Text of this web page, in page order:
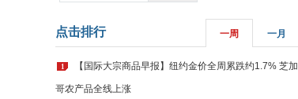
点击排行 一周 一月
1 【国际大宗商品早报】纽约金价全周累跌约1.7% 芝加
哥农产品全线上涨